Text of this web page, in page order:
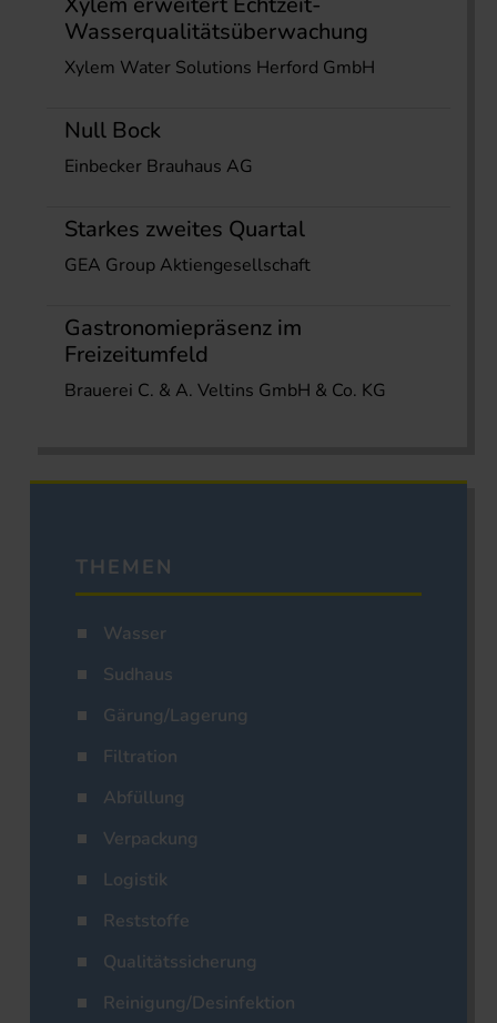
Wasserqualitätsüberwachung
Xylem Water Solutions Herford GmbH
Null Bock
Einbecker Brauhaus AG
Starkes zweites Quartal
GEA Group Aktiengesellschaft
Gastronomiepräsenz im
Freizeitumfeld
Brauerei C. & A. Veltins GmbH & Co. KG
THEMEN
Wasser
Sudhaus
Gärung/Lagerung
Filtration
Abfüllung
Verpackung
Logistik
Reststoffe
Qualitätssicherung
Reinigung/Desinfektion